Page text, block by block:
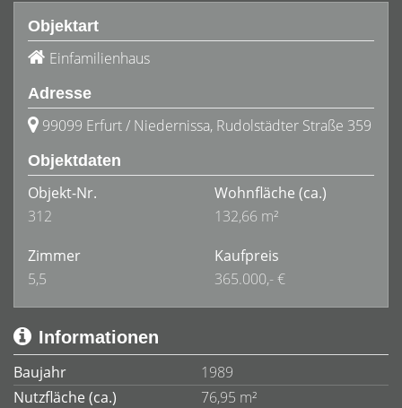
Objektart
Einfamilienhaus
Adresse
99099 Erfurt / Niedernissa, Rudolstädter Straße 359
Objektdaten
Objekt-Nr.
312
Wohnfläche (ca.)
132,66 m²
Zimmer
5,5
Kaufpreis
365.000,- €
Informationen
Baujahr
1989
Nutzfläche (ca.)
76,95 m²